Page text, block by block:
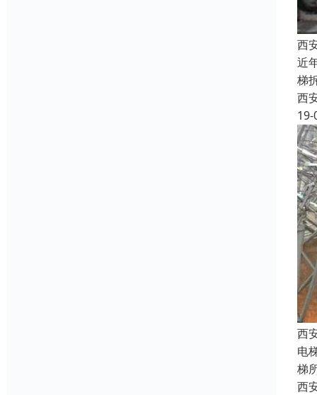
西
近
梯
西
19-
西
电
梯
西